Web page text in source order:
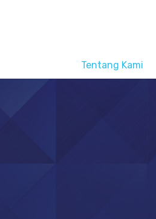
Tentang Kami